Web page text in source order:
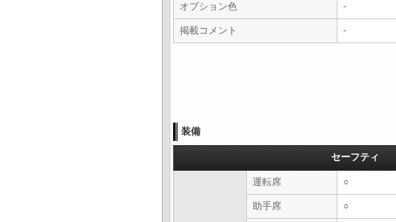
オプション色 -
掲載コメント -
装備
セーフティ
運転席 ○
助手席 ○